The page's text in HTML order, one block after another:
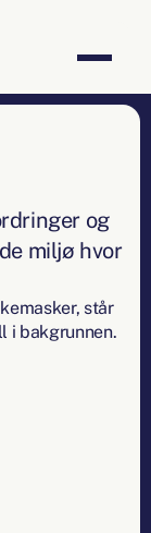
og
miljø hvor